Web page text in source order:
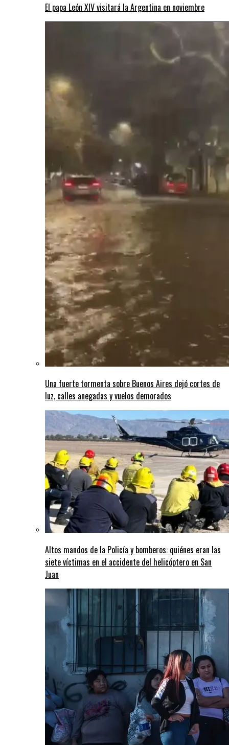
El papa León XIV visitará la Argentina en noviembre
Una fuerte tormenta sobre Buenos Aires dejó cortes de
luz, calles anegadas y vuelos demorados
Altos mandos de la Policía y bomberos: quiénes eran las
siete víctimas en el accidente del helicóptero en San
Juan